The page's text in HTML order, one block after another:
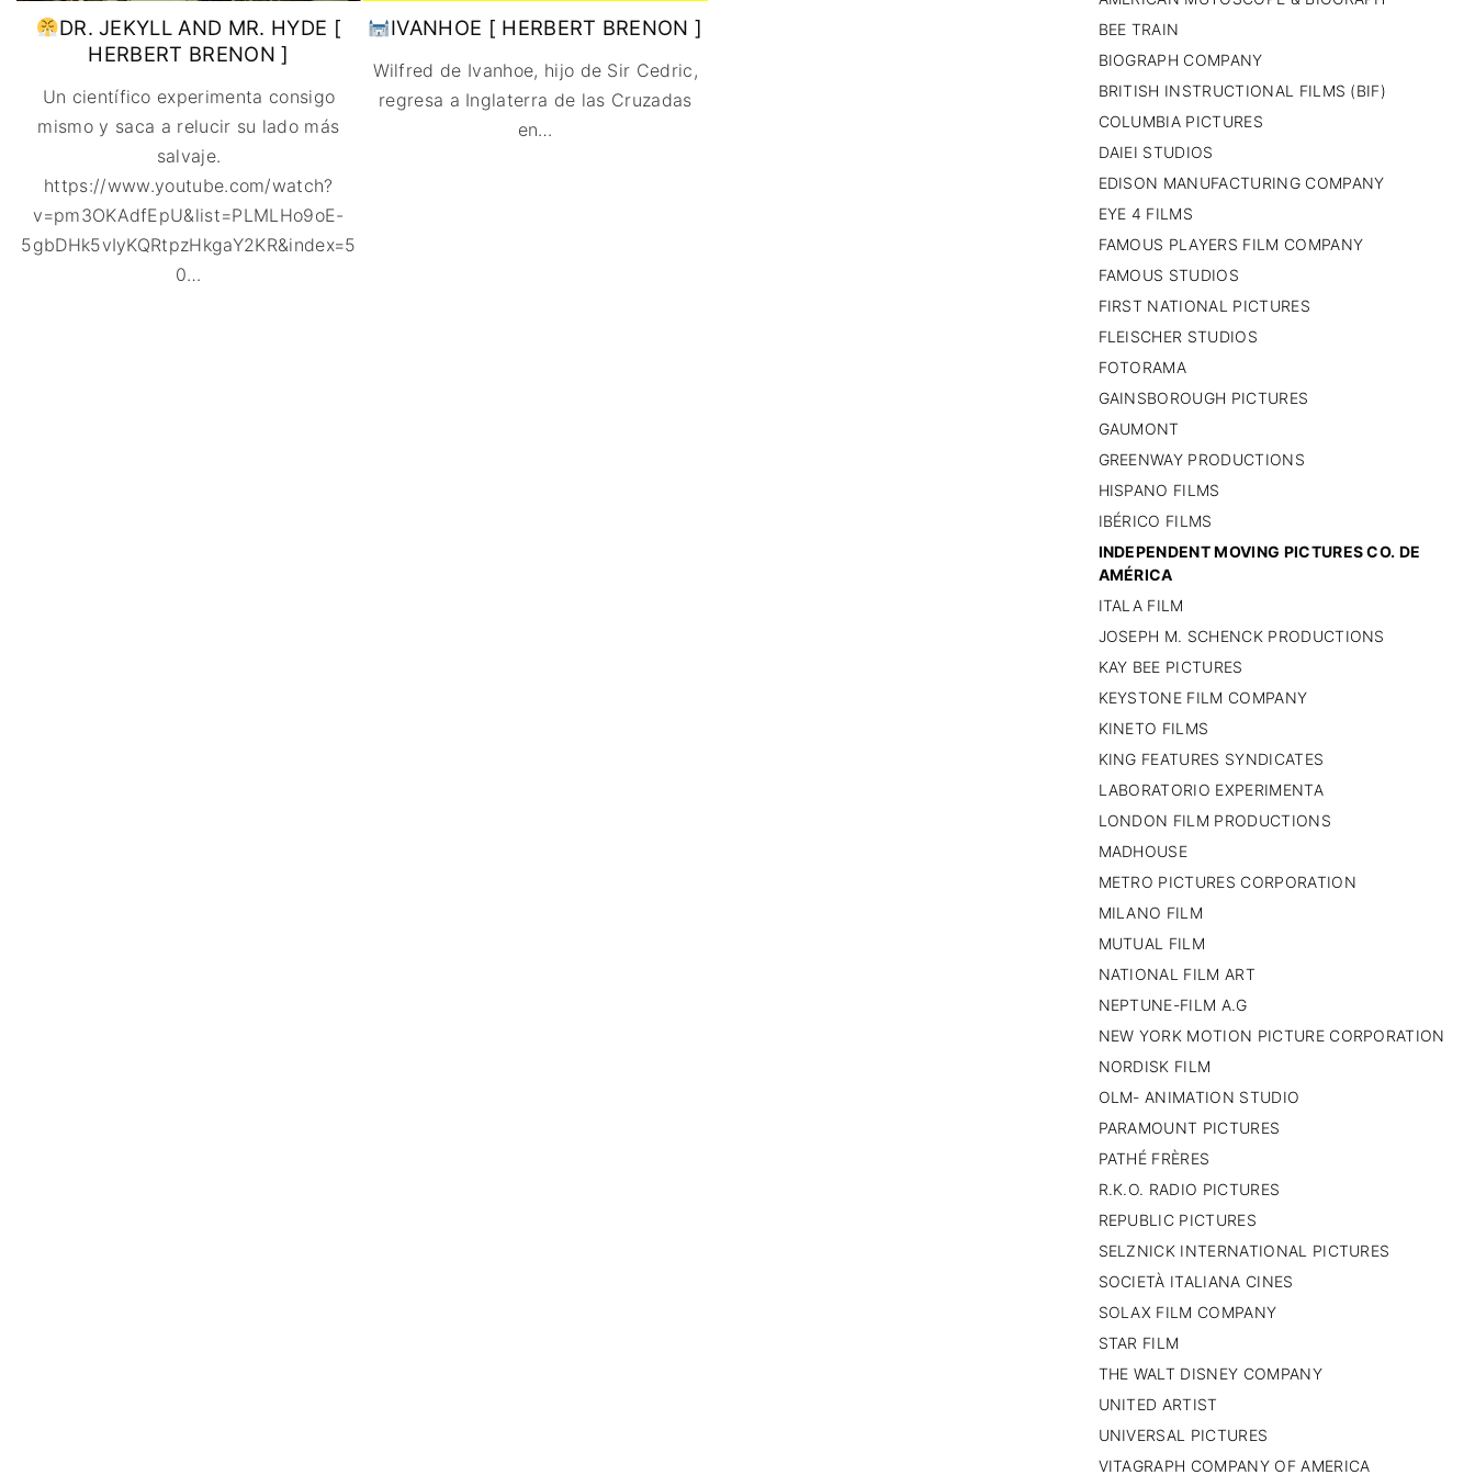
PAISES BAJOS
SUECIA
DR. JEKYLL AND MR. HYDE [
HERBERT BRENON ]
Un científico experimenta consigo
mismo y saca a relucir su lado más
salvaje.
https://www.youtube.com/watch?
v=pm3OKAdfEpU&list=PLMLHo9oE-
5gbDHk5vIyKQRtpzHkgaY2KR&index=5
0…
IVANHOE [ HERBERT BRENON ]
Wilfred de Ivanhoe, hijo de Sir Cedric,
regresa a Inglaterra de las Cruzadas
en…
BEE TRAIN
BIOGRAPH COMPANY
BRITISH INSTRUCTIONAL FILMS (BIF)
COLUMBIA PICTURES
DAIEI STUDIOS
EDISON MANUFACTURING COMPANY
EYE 4 FILMS
FAMOUS PLAYERS FILM COMPANY
FAMOUS STUDIOS
FIRST NATIONAL PICTURES
FLEISCHER STUDIOS
FOTORAMA
GAINSBOROUGH PICTURES
GAUMONT
GREENWAY PRODUCTIONS
HISPANO FILMS
IBÉRICO FILMS
INDEPENDENT MOVING PICTURES CO. DE
AMÉRICA
ITALA FILM
JOSEPH M. SCHENCK PRODUCTIONS
KAY BEE PICTURES
KEYSTONE FILM COMPANY
KINETO FILMS
KING FEATURES SYNDICATES
LABORATORIO EXPERIMENTA
LONDON FILM PRODUCTIONS
MADHOUSE
METRO PICTURES CORPORATION
MILANO FILM
MUTUAL FILM
NATIONAL FILM ART
NEPTUNE-FILM A.G
NEW YORK MOTION PICTURE CORPORATION
NORDISK FILM
OLM- ANIMATION STUDIO
PARAMOUNT PICTURES
PATHÉ FRÈRES
R.K.O. RADIO PICTURES
REPUBLIC PICTURES
SELZNICK INTERNATIONAL PICTURES
SOCIETÀ ITALIANA CINES
SOLAX FILM COMPANY
STAR FILM
THE WALT DISNEY COMPANY
UNITED ARTIST
UNIVERSAL PICTURES
VITAGRAPH COMPANY OF AMERICA